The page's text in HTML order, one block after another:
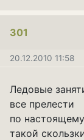
301
20.12.2010 11:58
Ледовые
все прелести
по
такой